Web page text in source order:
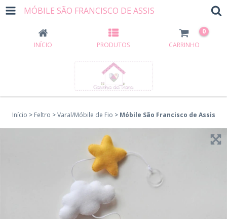
MÓBILE SÃO FRANCISCO DE ASSIS
INÍCIO PRODUTOS CARRINHO
0
Início > Feltro > Varal/Móbile de Fio > Móbile São Francisco de Assis